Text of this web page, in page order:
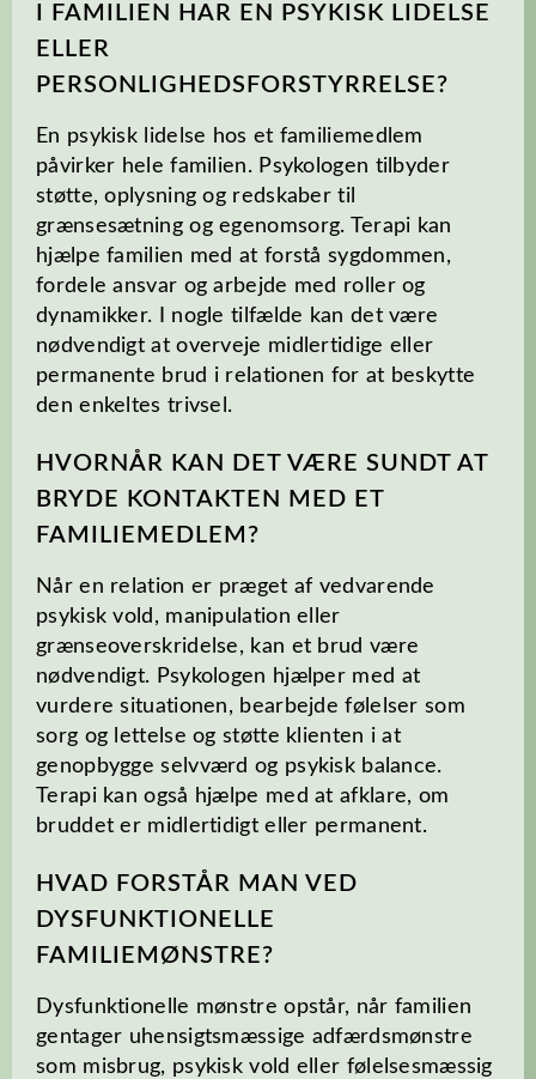
I FAMILIEN HAR EN PSYKISK LIDELSE
ELLER
PERSONLIGHEDSFORSTYRRELSE?
En psykisk lidelse hos et familiemedlem
påvirker hele familien. Psykologen tilbyder
støtte, oplysning og redskaber til
grænsesætning og egenomsorg. Terapi kan
hjælpe familien med at forstå sygdommen,
fordele ansvar og arbejde med roller og
dynamikker. I nogle tilfælde kan det være
nødvendigt at overveje midlertidige eller
permanente brud i relationen for at beskytte
den enkeltes trivsel.
HVORNÅR KAN DET VÆRE SUNDT AT
BRYDE KONTAKTEN MED ET
FAMILIEMEDLEM?
Når en relation er præget af vedvarende
psykisk vold, manipulation eller
grænseoverskridelse, kan et brud være
nødvendigt. Psykologen hjælper med at
vurdere situationen, bearbejde følelser som
sorg og lettelse og støtte klienten i at
genopbygge selvværd og psykisk balance.
Terapi kan også hjælpe med at afklare, om
bruddet er midlertidigt eller permanent.
HVAD FORSTÅR MAN VED
DYSFUNKTIONELLE
FAMILIEMØNSTRE?
Dysfunktionelle mønstre opstår, når familien
gentager uhensigtsmæssige adfærdsmønstre
som misbrug, psykisk vold eller følelsesmæssig